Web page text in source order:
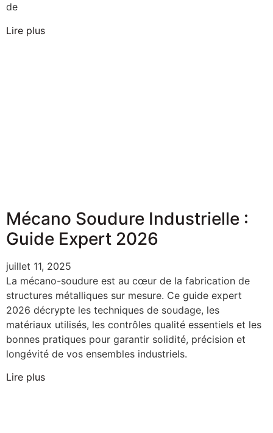
de
Lire plus
Mécano Soudure Industrielle :
Guide Expert 2026
juillet 11, 2025
La mécano-soudure est au cœur de la fabrication de
structures métalliques sur mesure. Ce guide expert
2026 décrypte les techniques de soudage, les
matériaux utilisés, les contrôles qualité essentiels et les
bonnes pratiques pour garantir solidité, précision et
longévité de vos ensembles industriels.
Lire plus